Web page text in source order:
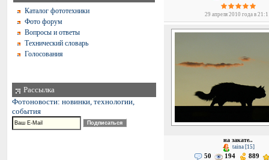
Каталог фототехники
Фото форум
Вопросы и ответы
Технический словарь
Голосования
Рассылка
Фотоновости: новинки, технологии,
события
29 апреля 2010 года в
на закате..
taina [15]
50 194 889